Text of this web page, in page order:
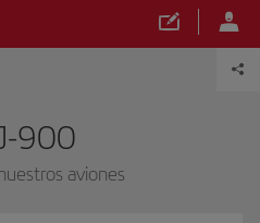
900
aviones